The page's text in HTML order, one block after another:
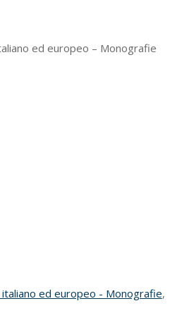
ed europeo – Monografie
italiano ed europeo - Monografie,